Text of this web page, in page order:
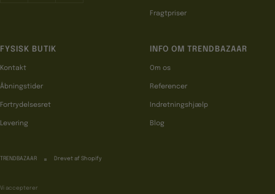
Fragtpriser
FYSISK BUTIK
Kontakt
Åbningstider
Fortrydelsesret
Levering
INFO OM TRENDBAZAAR
Om os
Referencer
Indretningshjælp
Blog
TRENDBAZAAR Drevet af Shopify
Vi accepterer